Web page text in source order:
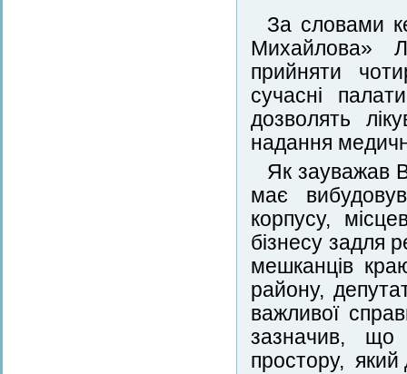
За словами
Михайлова»
прийняти
сучасні
дозволять
надання
Як зауважав
має
корпусу,
бізнесу задля
мешканців
району,
важливої
зазначив, що
простору, який